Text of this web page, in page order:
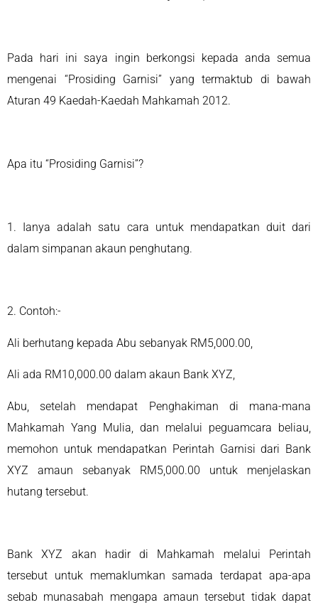
Pada hari ini saya ingin berkongsi kepada anda semua
mengenai “Prosiding Garnisi” yang termaktub di bawah
Aturan 49 Kaedah-Kaedah Mahkamah 2012.
Apa itu “Prosiding Garnisi”?
1. Ianya adalah satu cara untuk mendapatkan duit dari
dalam simpanan akaun penghutang.
2. Contoh:-
Ali berhutang kepada Abu sebanyak RM5,000.00,
Ali ada RM10,000.00 dalam akaun Bank XYZ,
Abu, setelah mendapat Penghakiman di mana-mana
Mahkamah Yang Mulia, dan melalui peguamcara beliau,
memohon untuk mendapatkan Perintah Garnisi dari Bank
XYZ amaun sebanyak RM5,000.00 untuk menjelaskan
hutang tersebut.
Bank XYZ akan hadir di Mahkamah melalui Perintah
tersebut untuk memaklumkan samada terdapat apa-apa
sebab munasabah mengapa amaun tersebut tidak dapat